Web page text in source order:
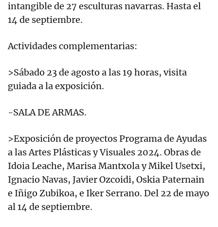
intangible de 27 esculturas navarras. Hasta el
14 de septiembre.
Actividades complementarias:
>Sábado 23 de agosto a las 19 horas, visita
guiada a la exposición.
-SALA DE ARMAS.
>Exposición de proyectos Programa de Ayudas
a las Artes Plásticas y Visuales 2024. Obras de
Idoia Leache, Marisa Mantxola y Mikel Usetxi,
Ignacio Navas, Javier Ozcoidi, Oskia Paternain
e Iñigo Zubikoa, e Iker Serrano. Del 22 de mayo
al 14 de septiembre.